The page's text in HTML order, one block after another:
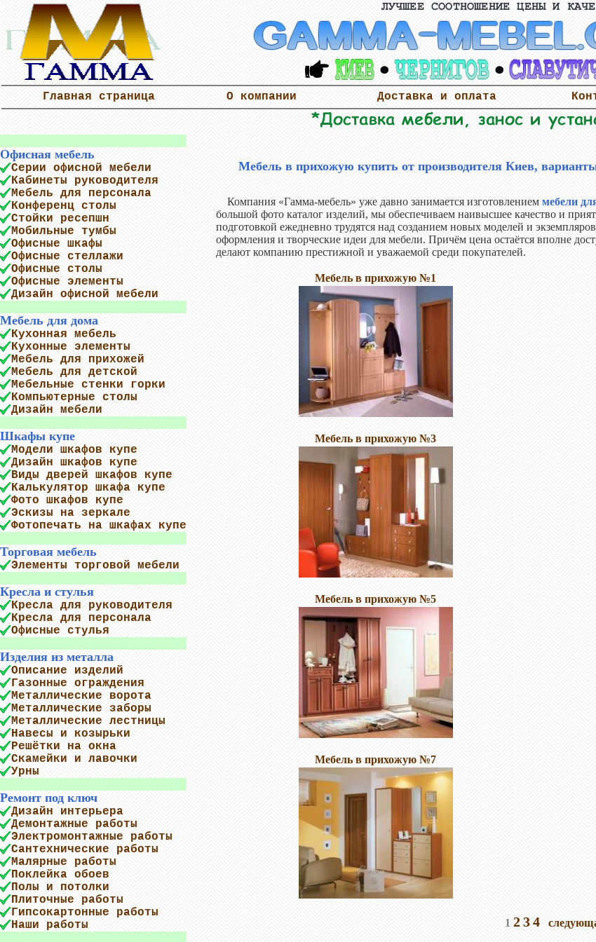
Главная страница О компании Доставка и оплата
Офисная мебель
Серии офисной мебели
Кабинеты руководителя
Мебель для персонала
Конференц столы
Стойки ресепшн
Мобильные тумбы
Офисные шкафы
Офисные стеллажи
Офисные столы
Офисные элементы
Дизайн офисной мебели
Мебель для дома
Кухонная мебель
Кухонные элементы
Мебель для прихожей
Мебель для детской
Мебельные стенки горки
Компьютерные столы
Дизайн мебели
Шкафы купе
Модели шкафов купе
Дизайн шкафов купе
Виды дверей шкафов купе
Калькулятор шкафа купе
Фото шкафов купе
Эскизы на зеркале
Фотопечать на шкафах купе
Торговая мебель
Элементы торговой мебели
Кресла и стулья
Кресла для руководителя
Кресла для персонала
Офисные стулья
Изделия из металла
Описание изделий
Газонные ограждения
Металлические ворота
Металлические заборы
Металлические лестницы
Навесы и козырьки
Решётки на окна
Скамейки и лавочки
Урны
Ремонт под ключ
Дизайн интерьера
Демонтажные работы
Электромонтажные работы
Сантехнические работы
Малярные работы
Поклейка обоев
Полы и потолки
Плиточные работы
Гипсокартонные работы
Наши работы
Мебель в прихожую купить от производителя Киев,
Компания «Гамма-мебель» уже давно занимается изготовлением мебели
большой фото каталог изделий, мы обеспечиваем наивысшее качество и
подготовкой ежедневно трудятся над созданием новых моделей и
оформления и творческие идеи для мебели. Причём цена остаётся вполне
делают компанию престижной и уважаемой среди покупателей.
Мебель в прихожую №1
Мебель в прихожую №3
Мебель в прихожую №5
Мебель в прихожую №7
1 2 3 4